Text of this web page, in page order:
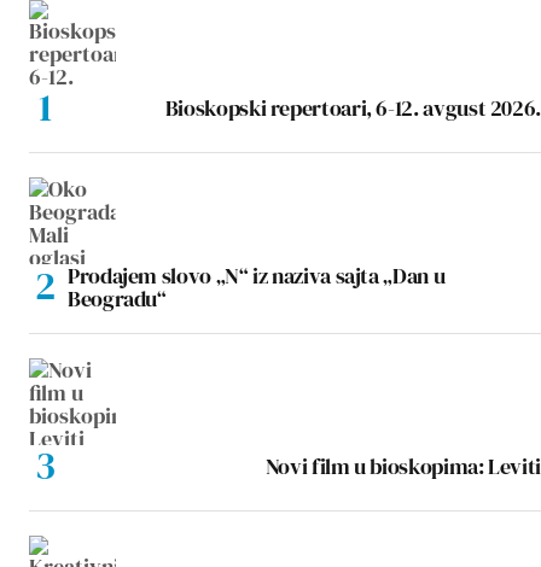
Bioskopski repertoari, 6-12. avgust 2026.
Prodajem slovo „N“ iz naziva sajta „Dan u
Beogradu“
Novi film u bioskopima: Leviti